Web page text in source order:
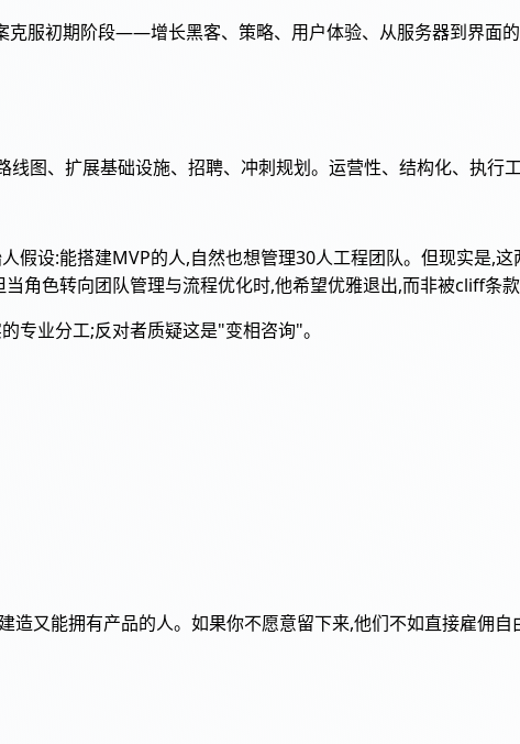
克服初期阶段——增长黑客、策略、用户体验、从服务器到界面的
图、扩展基础设施、招聘、冲刺规划。运营性、结构化、执行工
假设:能搭建MVP的人,自然也想管理30人工程团队。但现实是,
色转向团队管理与流程优化时,他希望优雅退出,而非被cliff条款
专业分工;反对者质疑这是"变相咨询"。
又能拥有产品的人。如果你不愿意留下来,他们不如直接雇佣自